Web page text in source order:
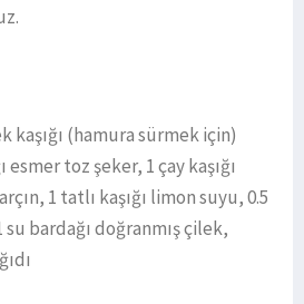
kaşığı (hamura sürmek için)
esmer toz şeker, 1 çay kaşığı
1 tatlı kaşığı limon suyu, 0.5
su bardağı doğranmış çilek,